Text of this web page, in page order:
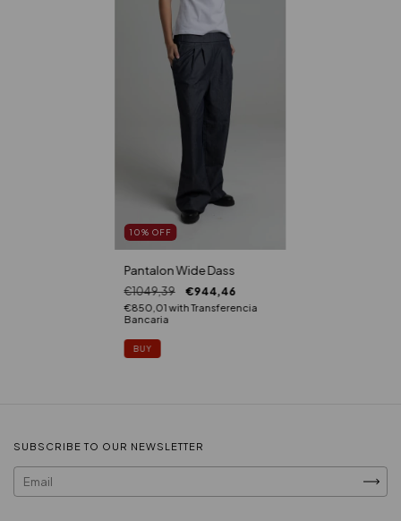
10% OFF
Pantalon Wide Dass
€1049,39 €944,46
€850,01with Transferencia
Bancaria
BUY
SUBSCRIBE TO OUR NEWSLETTER